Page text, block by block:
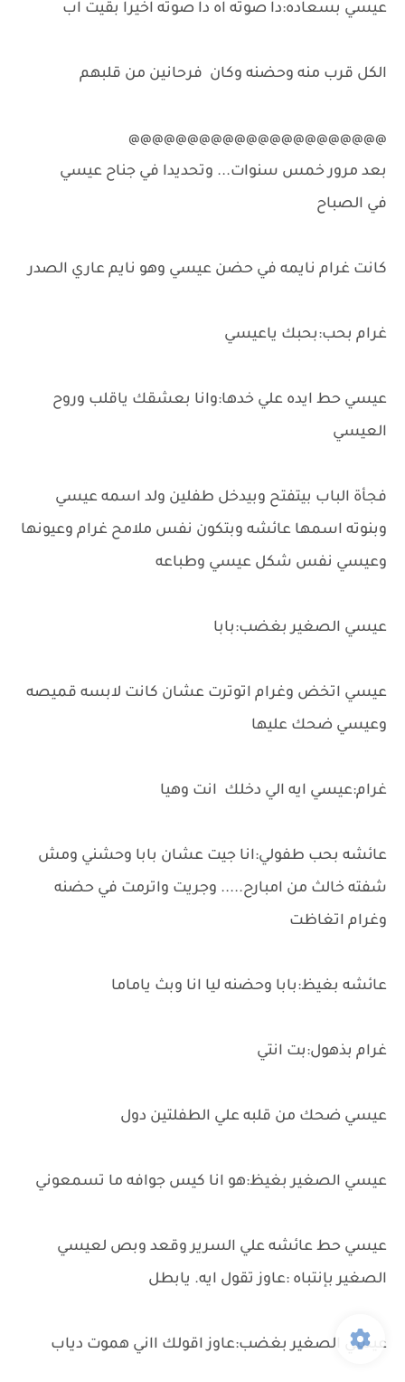
عيسي بسعاده:دا صوته اه دا صوته اخيرا بقيت اب
الكل قرب منه وحضنه وكان فرحانين من قلبهم
@@@@@@@@@@@@@@@@@@@@@@
بعد مرور خمس سنوات... وتحديدا في جناح عيسي
في الصباح
كانت غرام نايمه في حضن عيسي وهو نايم عاري الصدر
غرام بحب:بحبك ياعيسي
عيسي حط ايده علي خدها:وانا بعشقك ياقلب وروح
العيسي
فجأة الباب بيتفتح وبيدخل طفلين ولد اسمه عيسي
وبنوته اسمها عائشه وبتكون نفس ملامح غرام وعيونها
وعيسي نفس شكل عيسي وطباعه
عيسي الصغير بغضب:بابا
عيسي اتخض وغرام اتوترت عشان كانت لابسه قميصه
وعيسي ضحك عليها
غرام:عيسي ايه الي دخلك انت وهيا
عائشه بحب طفولي:انا جيت عشان بابا وحشني ومش
شفته خالث من امبارح..... وجريت واترمت في حضنه
وغرام اتغاظت
عائشه بغيظ:بابا وحضنه ليا انا وبث ياماما
غرام بذهول:بت انتي
عيسي ضحك من قلبه علي الطفلتين دول
عيسي الصغير بغيظ:هو انا كيس جوافه ما تسمعوني
عيسي حط عائشه علي السرير وقعد وبص لعيسي
الصغير بإنتباه :عاوز تقول ايه. يابطل
عيسي الصغير بغضب:عاوز اقولك ااني هموت دياب